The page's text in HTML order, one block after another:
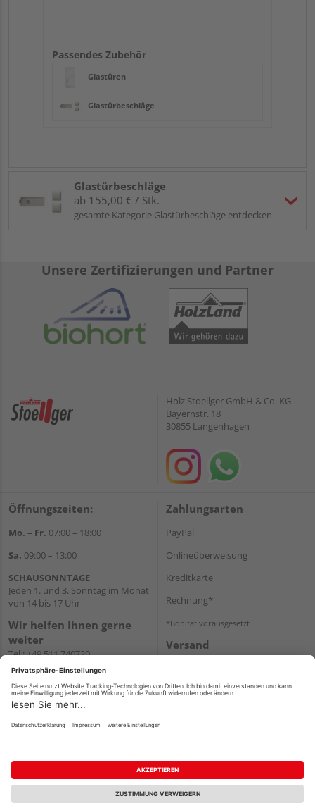
Passendes Zubehör
Glastüren
Glastürbeschläge
Glastürbeschläge
ab 155,00 € / Stk.
gesamte Kategorie Glastürbeschläge entdecken
Unsere Zertifizierungen und Partner
Holz Stoellger GmbH & Co. KG
Bayernstr. 18
30855 Langenhagen
Öffnungszeiten:
Mo. – Fr. 07:00 – 18:00
Sa. 09:00 – 13:00
SCHAUSONNTAGE
Jeden 1. und 3. Sonntag im Monat
von 14 bis 17 Uhr
Wir helfen Ihnen gerne
weiter
Tel.:+49 511 740720
E-Mail:shop@holzland-
WhatsApp
Zahlungsarten
PayPal
Onlineüberweisung
Kreditkarte
Rechnung*
*Bonität vorausgesetzt
Versand
Versandkosten
Impressum AGB Widerruf
Datenschutz
Reservierungsbedingungen
Vertrag widerrufen